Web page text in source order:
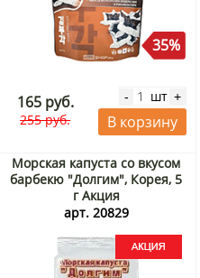
35%
165 руб.
255 руб.
- шт +
В корзину
Морская капуста со вкусом
барбекю "Долгим", Корея, 5
г Акция
арт. 20829